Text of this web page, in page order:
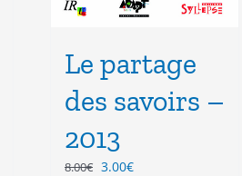
Le partage
des savoirs –
2013
8.00€ Le
3.00€Le